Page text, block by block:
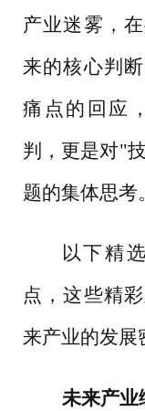
产业迷雾，
来的核心判
痛点的回应
判，更是对"
题的集体思考。
以下精
点，这些精
来产业的发展
未来产业